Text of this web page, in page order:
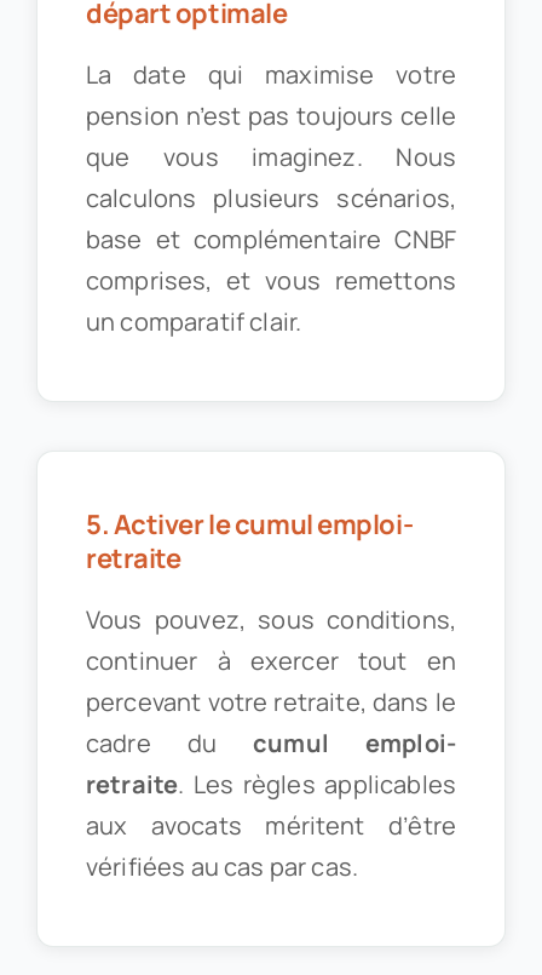
départ optimale
La date qui maximise votre
pension n’est pas toujours celle
que vous imaginez. Nous
calculons plusieurs scénarios,
base et complémentaire CNBF
comprises, et vous remettons
un comparatif clair.
5. Activer le cumul emploi-
retraite
Vous pouvez, sous conditions,
continuer à exercer tout en
percevant votre retraite, dans le
cadre ducumul emploi-
retraite. Les règles applicables
aux avocats méritent d’être
vérifiées au cas par cas.